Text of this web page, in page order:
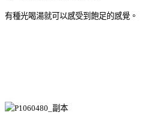
有種光喝湯就可以感受到飽足的感覺。